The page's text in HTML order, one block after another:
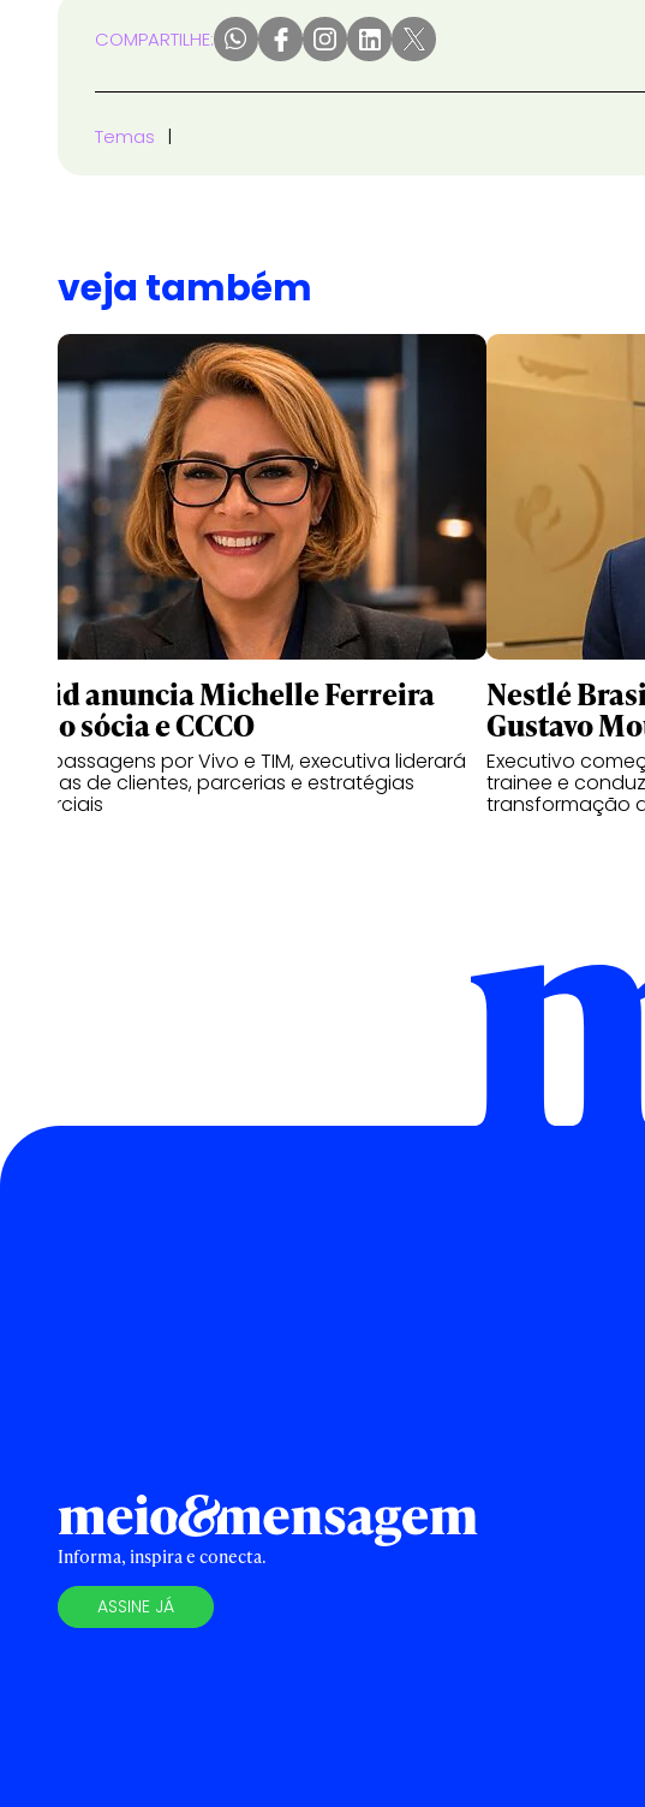
COMPARTILHE:
Temas
veja também
Druid anuncia Michelle Ferreira
como sócia e CCCO
Com passagens por Vivo e TIM, executiva liderará
as áreas de clientes, parcerias e estratégias
comerciais
Nestlé
Gustavo
Executivo
trainee e
transformação
Informa, inspira e conecta.
ASSINE JÁ